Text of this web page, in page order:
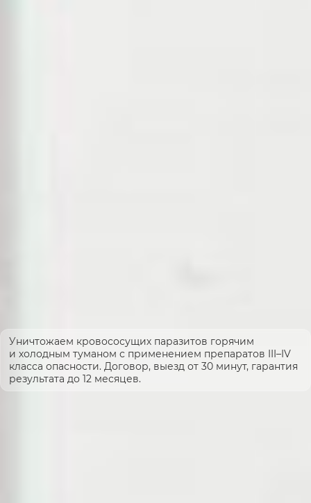
Уничтожаем кровососущих паразитов горячим
и холодным туманом с применением препаратов III–IV
класса опасности. Договор, выезд от 30 минут, гарантия
результата до 12 месяцев.